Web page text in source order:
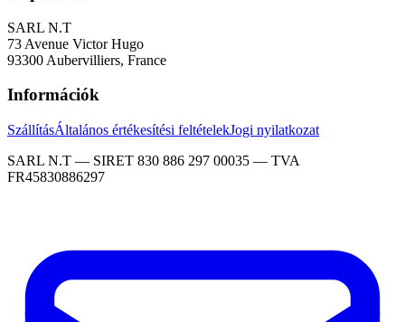
SARL N.T
73 Avenue Victor Hugo
93300 Aubervilliers, France
Információk
SzállításÁltalános értékesítési feltételekJogi nyilatkozat
SARL N.T — SIRET 830 886 297 00035 — TVA
FR45830886297